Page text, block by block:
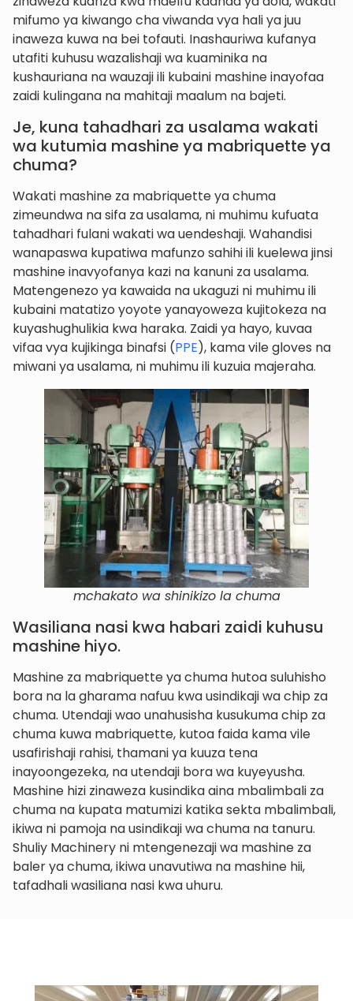
mifumo ya kiwango cha viwanda vya hali ya juu
inaweza kuwa na bei tofauti. Inashauriwa kufanya
utafiti kuhusu wazalishaji wa kuaminika na
kushauriana na wauzaji ili kubaini mashine inayofaa
zaidi kulingana na mahitaji maalum na bajeti.
Je, kuna tahadhari za usalama wakati
wa kutumia mashine ya mabriquette ya
chuma?
Wakati mashine za mabriquette ya chuma
zimeundwa na sifa za usalama, ni muhimu kufuata
tahadhari fulani wakati wa uendeshaji. Wahandisi
wanapaswa kupatiwa mafunzo sahihi ili kuelewa jinsi
mashine inavyofanya kazi na kanuni za usalama.
Matengenezo ya kawaida na ukaguzi ni muhimu ili
kubaini matatizo yoyote yanayoweza kujitokeza na
kuyashughulikia kwa haraka. Zaidi ya hayo, kuvaa
vifaa vya kujikinga binafsi (PPE), kama vile gloves na
miwani ya usalama, ni muhimu ili kuzuia majeraha.
mchakato wa shinikizo la chuma
Wasiliana nasi kwa habari zaidi kuhusu
mashine hiyo.
Mashine za mabriquette ya chuma hutoa suluhisho
bora na la gharama nafuu kwa usindikaji wa chip za
chuma. Utendaji wao unahusisha kusukuma chip za
chuma kuwa mabriquette, kutoa faida kama vile
usafirishaji rahisi, thamani ya kuuza tena
inayoongezeka, na utendaji bora wa kuyeyusha.
Mashine hizi zinaweza kusindika aina mbalimbali za
chuma na kupata matumizi katika sekta mbalimbali,
ikiwa ni pamoja na usindikaji wa chuma na tanuru.
Shuliy Machinery ni mtengenezaji wa mashine za
baler ya chuma, ikiwa unavutiwa na mashine hii,
tafadhali wasiliana nasi kwa uhuru.